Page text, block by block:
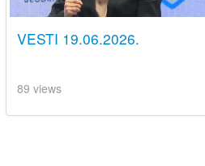
VESTI 19.06.2026.
89 views